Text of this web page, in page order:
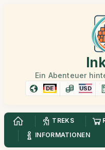
Ein Abenteuer
DE USD
TREKS
INFORMATIONEN